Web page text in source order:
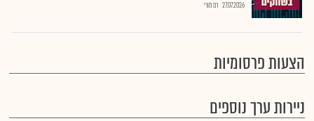
27.07.2026 רם מורי
הצעות פרסומיות
ניירות ערך נוספים